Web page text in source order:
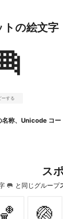
トの絵文字
ーする
名称、Unicode コー
ス
🥅 と同じグループ
🏀 🏐